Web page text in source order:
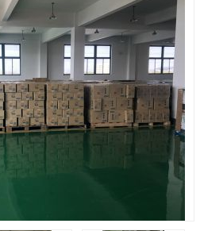
上海托管仓库
上海仓储服务
上海电商代发货仓库